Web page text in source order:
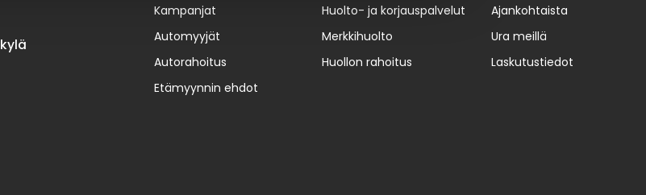
Kampanjat
Automyyjät
Autorahoitus
Etämyynnin ehdot
Huolto- ja korjauspalvelut
Merkkihuolto
Huollon rahoitus
Ajankohtaista
Ura meillä
Laskutustiedot